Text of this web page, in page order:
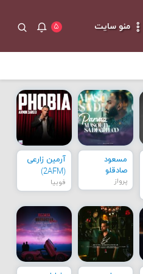
منو سایت ۵
مسعود
صادقلو
پرواز
آرمین زارعی
(2AFM)
فوبیا